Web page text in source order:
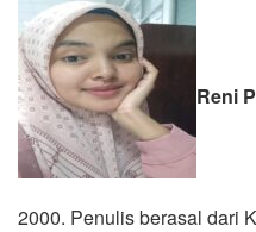
Reni
2000. Penulis berasal dari